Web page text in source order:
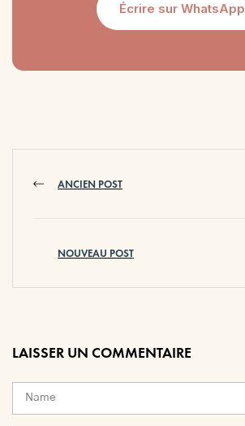
Écrire sur WhatsApp
ANCIEN POST
NOUVEAU POST
LAISSER UN COMMENTAIRE